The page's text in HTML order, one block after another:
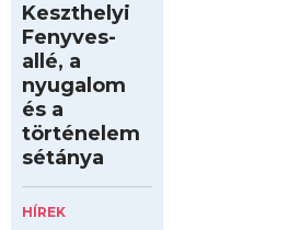
Keszthelyi
Fenyves-
allé, a
nyugalom
és a
történelem
sétánya
HÍREK